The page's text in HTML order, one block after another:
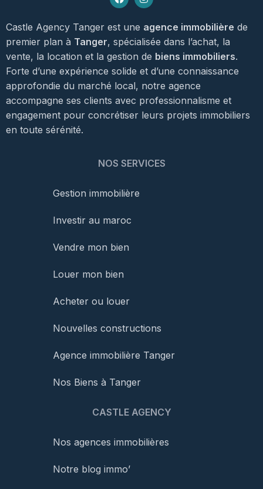
Castle Agency Tanger est une agence immobilière de
premier plan à Tanger, spécialisée dans l’achat, la
vente, la location et la gestion de biens immobiliers.
Forte d’une expérience solide et d’une connaissance
approfondie du marché local, notre agence
accompagne ses clients avec professionnalisme et
engagement pour concrétiser leurs projets immobiliers
en toute sérénité.
NOS SERVICES
Gestion immobilière
Investir au maroc
Vendre mon bien
Louer mon bien
Acheter ou louer
Nouvelles constructions
Agence immobilière Tanger
Nos Biens à Tanger
CASTLE AGENCY
Nos agences immobilières
Notre blog immo’